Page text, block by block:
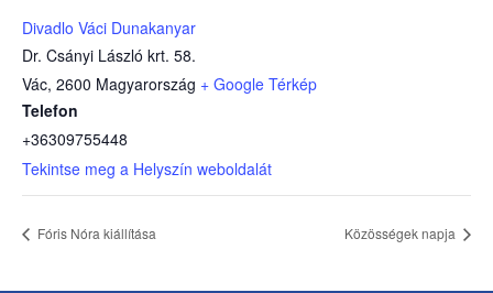
Divadlo Váci Dunakanyar
Dr. Csányi László krt. 58.
Vác, 2600 Magyarország + Google Térkép
Telefon
+36309755448
Tekintse meg a Helyszín weboldalát
Fóris Nóra kiállítása Közösségek napja